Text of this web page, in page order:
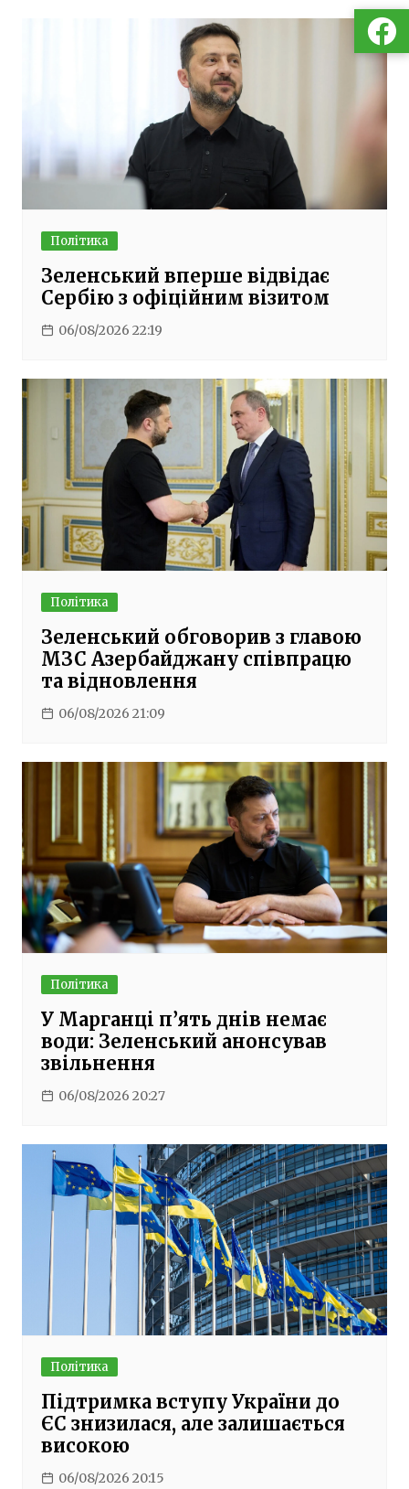
Політика
Зеленський вперше відвідає
Сербію з офіційним візитом
06/08/2026 22:19
Політика
Зеленський обговорив з главою
МЗС Азербайджану співпрацю
та відновлення
06/08/2026 21:09
Політика
У Марганці п’ять днів немає
води: Зеленський анонсував
звільнення
06/08/2026 20:27
Політика
Підтримка вступу України до
ЄС знизилася, але залишається
високою
06/08/2026 20:15